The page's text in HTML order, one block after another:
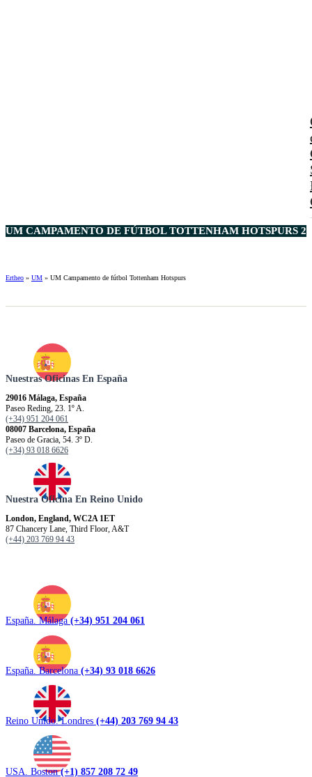
UM CAMPAMENTO DE FÚTBOL TOTTENHAM HOTSPURS
Ertheo » UM » UM Campamento de fútbol Tottenham Hotspurs
Nuestras Oficinas En España
29016 Málaga, España
Paseo Reding, 23. 1º A.
(+34) 951 204 061
08007 Barcelona, España
Paseo de Gracia, 54. 3º D.
(+34) 93 018 6626
Nuestra Oficina En Reino Unido
London, England, WC2A 1ET
87 Chancery Lane, Third Floor, A&T
(+44) 203 769 94 43
España. Málaga (+34) 951 204 061
España. Barcelona (+34) 93 018 6626
Reino Unido. Londres (+44) 203 769 94 43
USA. Boston(+1) 857 208 72 49